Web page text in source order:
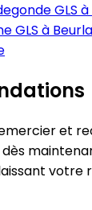
GLS
GLS à
et
dès
votre